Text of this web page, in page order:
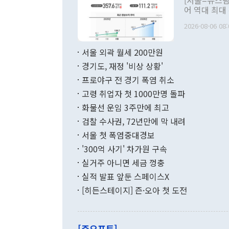
관 부처 장
관의 무리한
다. [정동영 통일부 장관이 지난달 23일 오후 서울 종로구 정부서울청사에
무너졌다고
함께 4자 대
"우리의 선
관은 업무
어 역대 최
료=한국은행] 한국은행이 6일 발표한 '2026년 6월 국제수지(잠정)'
며 월간 기
196.9% 급
수출은
기록했지만
로 전환됐다.
는 배당수입
2026-08-06
서울 외곽 월세 200만원
경기도, 재정 '비상 상황'
프로야구 전 경기 폭염 취소
고령 취업자 첫 1000만명 돌파
화물선 운임 3주만에 최고
검찰 수사권, 72년만에 막 내려
서울 첫 폭염중대경보
'300억 사기' 차가원 구속
실거주 아니면 세금 껑충
실적 발표 앞둔 스페이스X
[히든스테이지] 즌·오아 첫 도전